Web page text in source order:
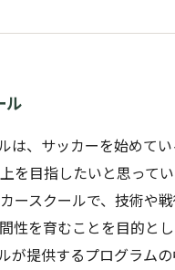
ル
は、サッカーを始めて
を目指したいと思って
ースクールで、技術や
性を育むことを目的とし
が提供するプログラム